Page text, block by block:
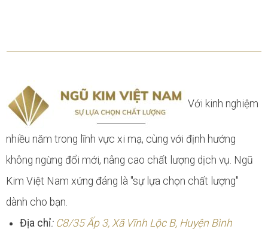
Với kinh nghiệm
nhiều năm trong lĩnh vực xi mạ, cùng với định hướng
không ngừng đổi mới, nâng cao chất lượng dịch vụ. Ngũ
Kim Việt Nam xứng đáng là "sự lựa chọn chất lượng"
dành cho bạn.
Địa chỉ: C8/35 Ấp 3, Xã Vĩnh Lộc B, Huyện Bình